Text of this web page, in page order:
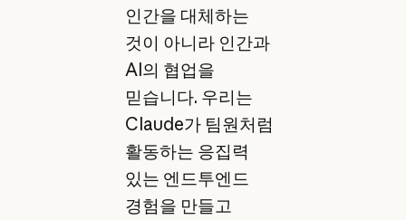
인간을 대체하는
것이 아니라 인간과
AI의 협업을
믿습니다. 우리는
Claude가 팀원처럼
활동하는 응집력
있는 엔드투엔드
경험을 만들고